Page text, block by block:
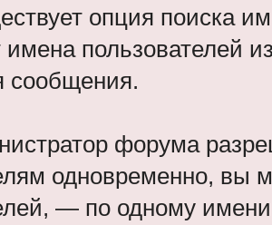
опция поиска
имена пользователей
сообщения.
форума
одновременно, вы
— по одному